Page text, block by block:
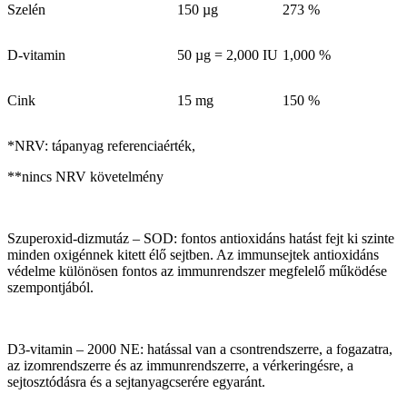
Szelén 150 µg 273 %
D-vitamin 50 µg = 2,000 IU 1,000 %
Cink 15 mg 150 %
*NRV: tápanyag referenciaérték,
**nincs NRV követelmény
Szuperoxid-dizmutáz – SOD: fontos antioxidáns hatást fejt ki szinte
minden oxigénnek kitett élő sejtben. Az immunsejtek antioxidáns
védelme különösen fontos az immunrendszer megfelelő működése
szempontjából.
D3-vitamin – 2000 NE: hatással van a csontrendszerre, a fogazatra,
az izomrendszerre és az immunrendszerre, a vérkeringésre, a
sejtosztódásra és a sejtanyagcserére egyaránt.